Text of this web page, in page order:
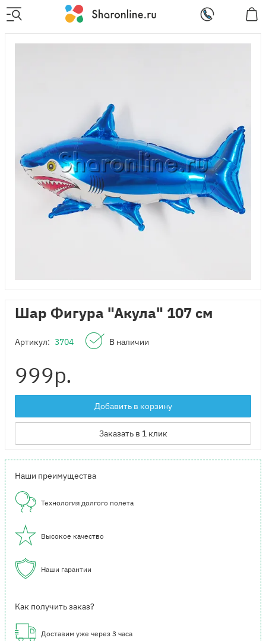
Шар Фигура "Акула" 107 см
Артикул: 3704 В наличии
999р.
Добавить в корзину
Заказать в 1 клик
Наши преимущества
Технология долгого полета
Высокое качество
Наши гарантии
Как получить заказ?
Доставим уже через 3 часа